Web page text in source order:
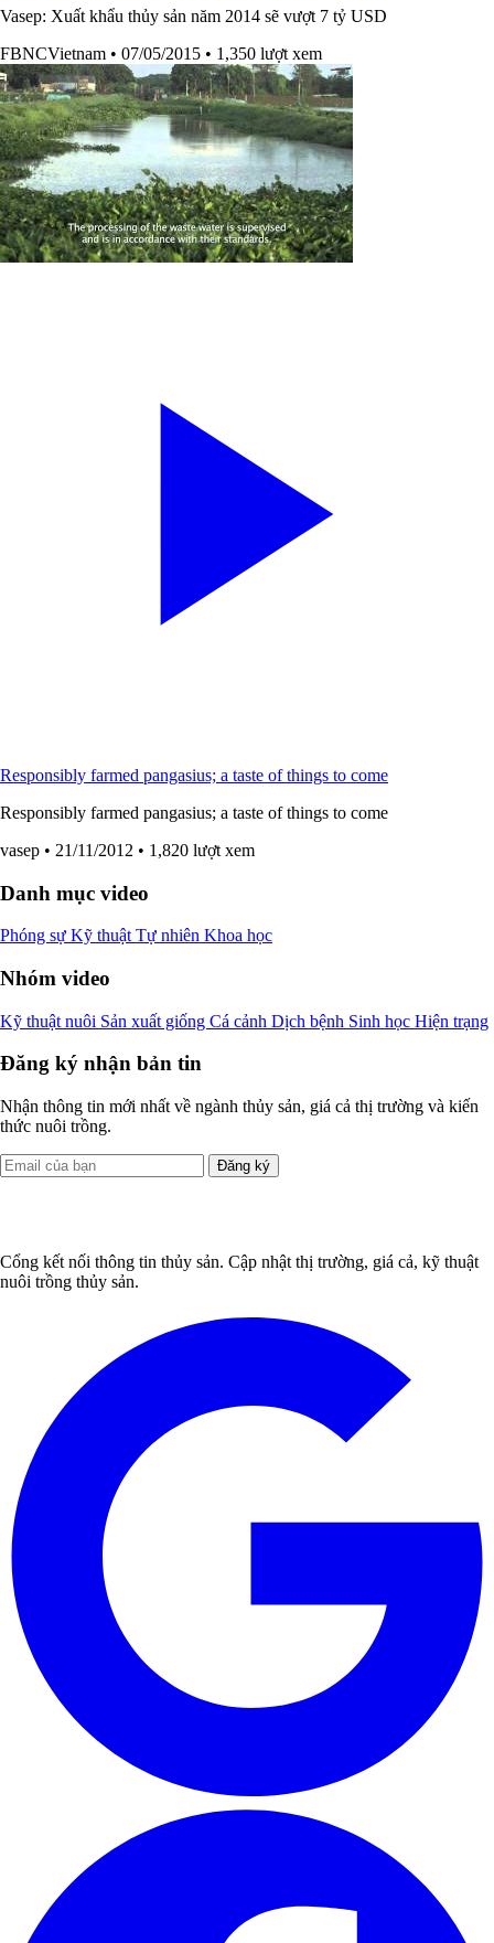
Vasep: Xuất khẩu thủy sản năm 2014 sẽ vượt 7 tỷ USD
FBNCVietnam • 07/05/2015 • 1,350 lượt xem
Responsibly farmed pangasius; a taste of things to come
Responsibly farmed pangasius; a taste of things to come
vasep • 21/11/2012 • 1,820 lượt xem
Danh mục video
Phóng sự Kỹ thuật Tự nhiên Khoa học
Nhóm video
Kỹ thuật nuôi Sản xuất giống Cá cảnh Dịch bệnh Sinh học Hiện trạng
Đăng ký nhận bản tin
Nhận thông tin mới nhất về ngành thủy sản, giá cả thị trường và kiến
thức nuôi trồng.
Đăng ký
Cổng kết nối thông tin thủy sản. Cập nhật thị trường, giá cả, kỹ thuật
nuôi trồng thủy sản.